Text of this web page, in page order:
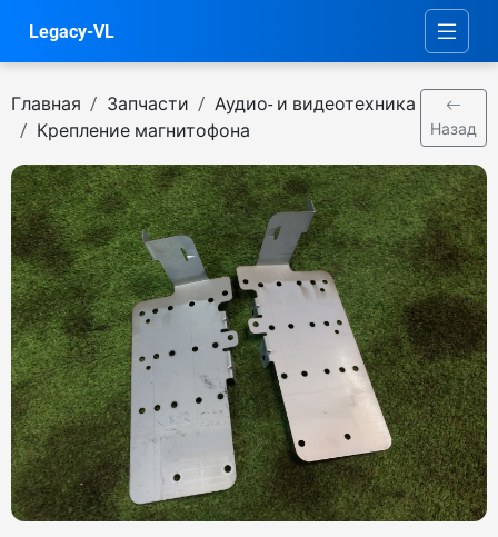
Legacy-VL
Главная Запчасти
Аудио- и видеотехника
Крепление магнитофона
Назад